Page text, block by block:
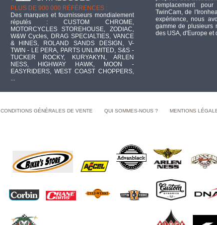
PLUS DE 900 000 RÉFÉRENCES :
Des marques et fournisseurs mondialement
réputés : CUSTOM CHROME,
MOTORCYCLES STOREHOUSE, ZODIAC,
W&W Cycles, DRAG SPECIALTIES, VANCE
& HINES, ROLAND SANDS DESIGN, V-
TWIN - LE PERA, PARTS UNLIMITED, S&S -
TUCKER ROCKY, KURYAKYN, ARLEN
NESS, HIGHWAY HAWK, MOON -
EASYRIDERS, WEST COAST CHOPPERS,
...
remplacement
TwinCam, de
expérience, nous
gamme de plusieurs
des USA, d'Europe et
CONDITIONS GÉNÉRALES DE VENTE QUI SOMMES-NOUS ? MENTIONS